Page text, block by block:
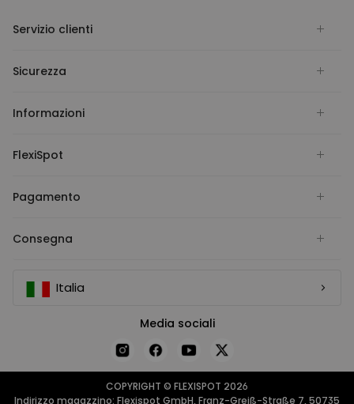
Servizio clienti
Sicurezza
Informazioni
FlexiSpot
Pagamento
Consegna
Italia
Media sociali
COPYRIGHT © FLEXISPOT 2026
Indirizzo magazzino: Flexispot GmbH, Franz-Greiß-Straße 7, 50735